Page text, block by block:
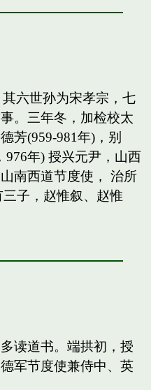
六世孙为宋孝宗，七
。三年冬，加检校太
芳(959-981年)，别
976年) 授兴元尹，山西
南西道节度使， 治所
子，赵惟叙、赵惟
读道书。端拱初，授
军节度使兼侍中、英